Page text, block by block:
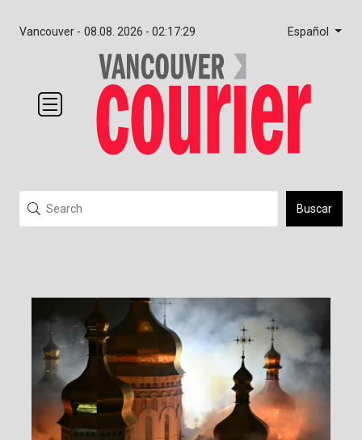
Vancouver - 08.08. 2026 - 02:17:29 Español
Buscar